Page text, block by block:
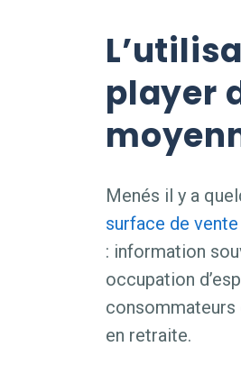
player
Menés il y a
surface de vente
: information
occupation
en retraite.